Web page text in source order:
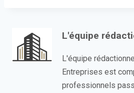
L'équipe
L'équipe
Entreprises est
professionnels